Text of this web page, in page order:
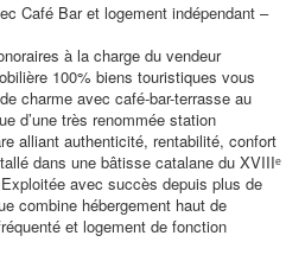
Café Bar et logement indépendant –
à la charge du vendeur
100% biens touristiques vous
charme avec café-bar-terrasse au
d’une très renommée station
alliant authenticité, rentabilité, confort
dans une bâtisse catalane du XVIIIᵉ
avec succès depuis plus de
combine hébergement haut de
et logement de fonction